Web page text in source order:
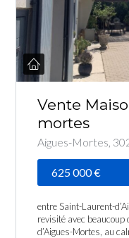
Vente
mortes
Aigues-Mortes,
625 000 €
entre Saint-Laurent-
revisité avec
d’Aigues-Mortes, au